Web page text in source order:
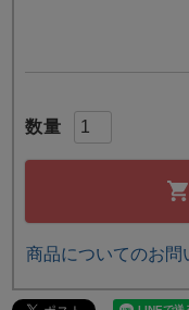
商品についてのお問